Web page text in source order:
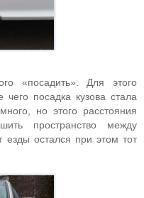
«посадить». Для этого
посадка кузова стала
но этого расстояния
пространство между
остался при этом тот